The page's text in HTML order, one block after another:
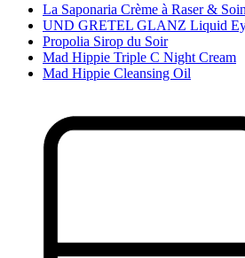
La Saponaria Crème à Raser &
UND GRETEL GLANZ Liquid
Propolia Sirop du Soir
Mad Hippie Triple C Night Cream
Mad Hippie Cleansing Oil